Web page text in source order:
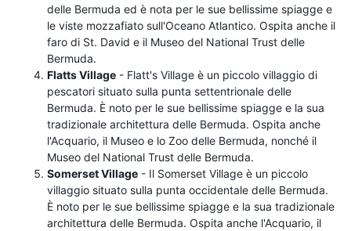
delle Bermuda ed è nota per le sue bellissime spiagge e
le viste mozzafiato sull'Oceano Atlantico. Ospita anche il
faro di St. David e il Museo del National Trust delle
Bermuda.
Flatts Village - Flatt's Village è un piccolo villaggio di
pescatori situato sulla punta settentrionale delle
Bermuda. È noto per le sue bellissime spiagge e la sua
tradizionale architettura delle Bermuda. Ospita anche
l'Acquario, il Museo e lo Zoo delle Bermuda, nonché il
Museo del National Trust delle Bermuda.
Somerset Village - Il Somerset Village è un piccolo
villaggio situato sulla punta occidentale delle Bermuda.
È noto per le sue bellissime spiagge e la sua tradizionale
architettura delle Bermuda. Ospita anche l'Acquario, il